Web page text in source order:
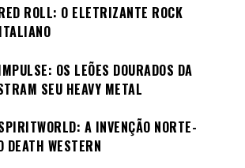
ROLL: O ELETRIZANTE ROCK
OS LEÕES DOURADOS DA
SEU HEAVY METAL
A INVENÇÃO NORTE-
DEATH WESTERN